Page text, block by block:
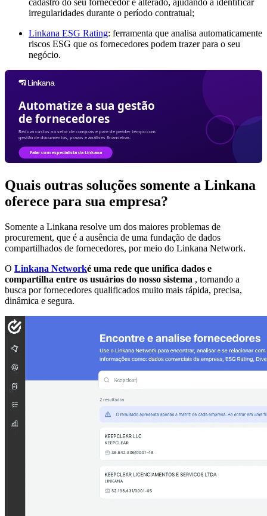
cadastro do seu fornecedor é alterado, ajudando a identificar
irregularidades durante o período contratual;
Linkana ESG Rating: ferramenta que analisa automaticamente
riscos ESG que os fornecedores podem trazer para o seu
negócio.
Quais outras soluções somente a Linkana
oferece para sua empresa?
Somente a Linkana resolve um dos maiores problemas de
procurement, que é a ausência de uma fundação de dados
compartilhados de fornecedores, por meio do Linkana Network.
O Linkana Networké uma rede que unifica dados e
compartilha entre os usuários do nosso sistema , tornando a
busca por fornecedores qualificados muito mais rápida, precisa,
dinâmica e segura.